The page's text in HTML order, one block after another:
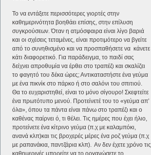
Το να εντάξετε περισσότερες γιορτές στην
καθημερινότητα βοηθάει επίσης, στην επίλυση
συγκρούσεων. Όταν η ατμόσφαιρα είναι λίγο βαριά
και οι σχέσεις τεταμένες, είναι προτιμότερο να βγείτε
από το συνηθισμένο και να προσπαθήσετε να κάνετε
κάτι διαφορετικό. Για παράδειγμα, το παιδί σας
δείχνει απροθυμία να έρθει στο τραπέζι και σκαλίζει
το φαγητό του δέκα ώρες; Αντικαταστήστε ένα γεύμα
με ένα πικνίκ στο πάρκο ή στο σαλόνι του σπιτιού.
Θα το ευχαριστηθεί, είναι το μόνο σίγουρο! Σκεφτείτε
ένα πρωτότυπο μενού. Προτείνετέ του το «γεύμα απ’
όλα», όπου τα πάντα είναι πάνω στο τραπέζι και ο
καθένας παίρνει ό, τι θέλει. Τις ημέρες που έχει ήλιο,
προτείνετε ένα κίτρινο γεύμα (π.χ με καλαμπόκι,
ανανά κλπ)και τις βροχερές μέρες ένα ροζ γεύμα (π.χ
με ραπανάκια, παντζάρια κλπ). Αν δεν έχετε χρόνο τις
καθημερινές μπορείτε να το οργανώσετε το